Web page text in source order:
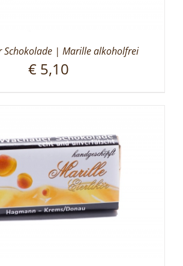
Schokolade | Marille alkoholfrei
€ 5,10